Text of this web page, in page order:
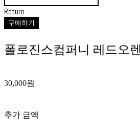
Return
구매하기
폴로진스컴퍼니 레드오
30,000원
추가 금액